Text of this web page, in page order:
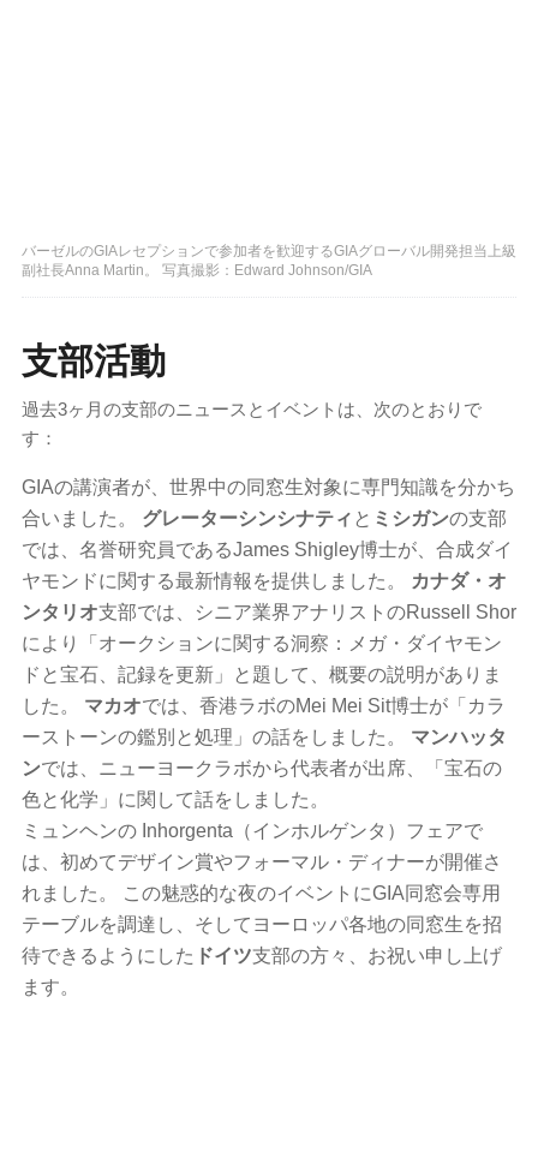
バーゼルのGIAレセプションで参加者を歓迎するGIAグローバル開発担当上級
副社長Anna Martin。 写真撮影：Edward Johnson/GIA
支部活動
過去3ヶ月の支部のニュースとイベントは、次のとおりで
す：
GIAの講演者が、世界中の同窓生対象に専門知識を分かち
合いました。 グレーターシンシナティ と ミシガンの支部
では、名誉研究員であるJames Shigley博士が、合成ダイ
ヤモンドに関する最新情報を提供しました。
カナダ・オ
ンタリオ支部では、シニア業界アナリストのRussell Shor
により「オークションに関する洞察：メガ・ダイヤモン
ドと宝石、記録を更新」と題して、概要の説明がありま
した。 マカオでは、香港ラボのMei Mei Sit博士が「カラ
ーストーンの鑑別と処理」の話をしました。 マンハッタ
ンでは、ニューヨークラボから代表者が出席、「宝石の
色と化学」に関して話をしました。
ミュンヘンの Inhorgenta（インホルゲンタ）フェアで
は、初めてデザイン賞やフォーマル・ディナーが開催さ
れました。 この魅惑的な夜のイベントにGIA同窓会専用
テーブルを調達し、そしてヨーロッパ各地の同窓生を招
待できるようにした ドイツ支部の方々、お祝い申し上げ
ます。